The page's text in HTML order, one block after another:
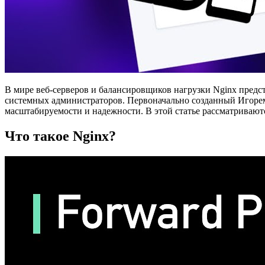
В мире веб-серверов и балансировщиков нагрузки Nginx
системных администраторов. Первоначально созданный
масштабируемости и надежности. В этой статье
Что такое Nginx?